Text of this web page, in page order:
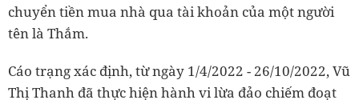
chuyển tiền mua nhà qua tài khoản của một người
tên là Thắm.
Cáo trạng xác định, từ ngày 1/4/2022 - 26/10/2022, Vũ
Thị Thanh đã thực hiện hành vi lừa đảo chiếm đoạt